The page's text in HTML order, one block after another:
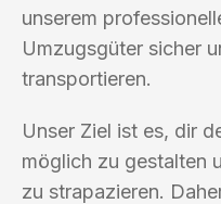
unserem
Umzugsgüter sicher
transportieren.
Unser Ziel ist es, dir
möglich zu gestalten
zu strapazieren.